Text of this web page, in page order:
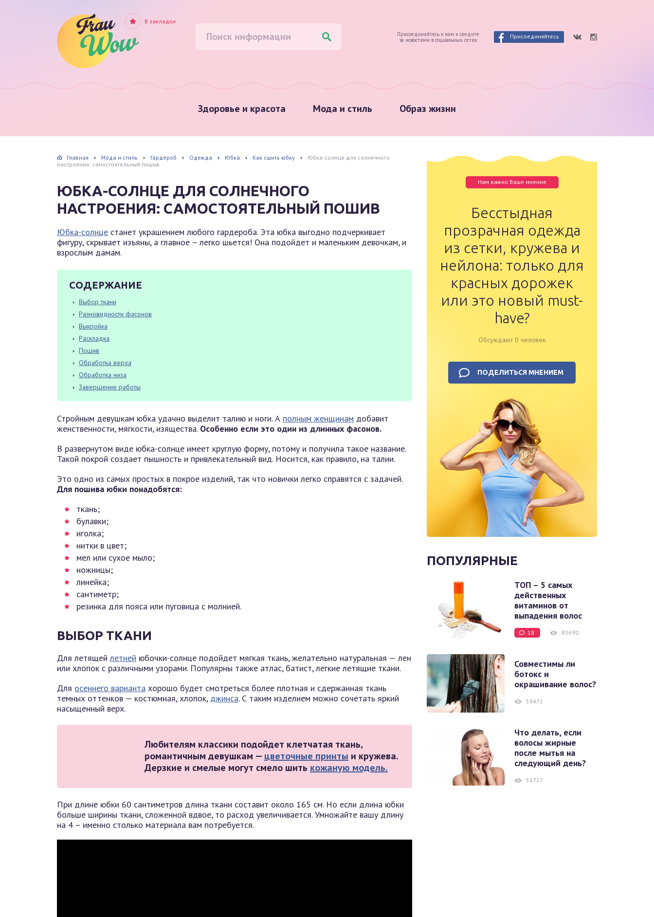
Здоровье и красота Мода и стиль Образ жизни
Присоединяйтесь к нам и следите
за новостями в социальных сетях
Присоединяйтесь
В закладки
Главная Мода и стиль Гардероб Одежда Юбка Как сшить юбку
Юбка-солнце для солнечного
настроения: самостоятельный пошив
ЮБКА-СОЛНЦЕ ДЛЯ СОЛНЕЧНОГО
НАСТРОЕНИЯ: САМОСТОЯТЕЛЬНЫЙ ПОШИВ
Юбка-солнце станет украшением любого гардероба. Эта юбка выгодно подчеркивает
фигуру, скрывает изъяны, а главное – легко шьется! Она подойдет и маленьким девочкам, и
взрослым дамам.
СОДЕРЖАНИЕ
Выбор ткани
Разновидности фасонов
Выкройка
Раскладка
Пошив
Обработка верха
Обработка низа
Завершение работы
Стройным девушкам юбка удачно выделит талию и ноги. А полным женщинам добавит
женственности, мягкости, изящества. Особенно если это один из длинных фасонов.
В развернутом виде юбка-солнце имеет круглую форму, потому и получила такое название.
Такой покрой создает пышность и привлекательный вид. Носится, как правило, на талии.
Это одно из самых простых в покрое изделий, так что новички легко справятся с задачей.
Для пошива юбки понадобятся:
ткань;
булавки;
иголка;
нитки в цвет;
мел или сухое мыло;
ножницы;
линейка;
сантиметр;
резинка для пояса или пуговица с молнией.
ВЫБОР ТКАНИ
Для летящейлетней юбочки-солнце подойдет мягкая ткань, желательно натуральная — лен
или хлопок с различными узорами. Популярны также атлас, батист, легкие летящие ткани.
Для осеннего варианта хорошо будет смотреться более плотная и сдержанная ткань
темных оттенков — костюмная, хлопок, джинса. С таким изделием можно сочетать яркий
насыщенный верх.
Любителям классики подойдет клетчатая ткань,
романтичным девушкам — цветочные принты и кружева.
Дерзкие и смелые могут смело шить кожаную модель.
При длине юбки 60 сантиметров длина ткани составит около 165 см. Но если длина юбки
больше ширины ткани, сложенной вдвое, то расход увеличивается. Умножайте вашу длину
на 4 – именно столько материала вам потребуется.
Нам важно Ваше мнение
Бесстыдная
прозрачная одежда
из сетки, кружева и
нейлона: только для
красных дорожек
или это новый must-
have?
Обсуждают 0 человек
ПОДЕЛИТЬСЯ МНЕНИЕМ
ПОПУЛЯРНЫЕ
ТОП – 5 самых
действенных
витаминов от
выпадения волос
18 83690
Совместимы ли
ботокс и
окрашивание волос?
59471
Что делать, если
волосы жирные
после мытья на
следующий день?
51727